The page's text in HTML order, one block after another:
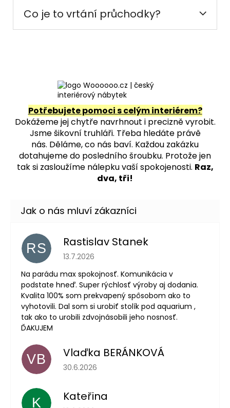
Co je to vrtání průchodky?
Potřebujete pomoci s celým interiérem?
Dokážeme jej chytře navrhnout i precizně vyrobit.
Jsme šikovní truhláři. Třeba hledáte právě
nás. Děláme, co nás baví. Každou zakázku
dotahujeme do posledního šroubku. Protože jen
tak si zasloužíme nálepku vaší spokojenosti. Raz,
dva, tři!
RS Rastislav Stanek
Hodnocení obchodu je 5 z 5 hvězdiček.
13.7.2026
Na parádu max spokojnosť. Komunikácia v
podstate hneď. Super rýchlosť výroby aj dodania.
Kvalita 100% som prekvapený spôsobom ako to
vyhotovili. Dal som si urobiť stolík pod aquarium ,
tak ako to urobili zdvojnásobili jeho nosnosť.
ĎAKUJEM
VB Vlaďka BERÁNKOVÁ
Hodnocení obchodu je 5 z 5 hvězdiček.
30.6.2026
K Kateřina